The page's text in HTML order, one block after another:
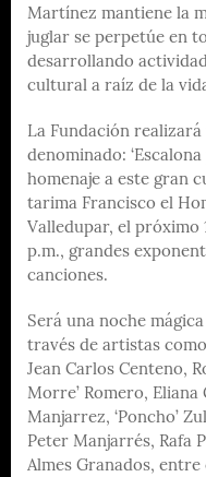
Martínez mantiene la
juglar se perpetúe en
desarrollando
cultural a raíz de la
La Fundación
denominado:
homenaje a este gran
tarima Francisco el
Valledupar, el próximo
p.m., grandes
canciones.
Será una noche mágica
través de artistas
Jean Carlos Centeno,
Morre’ Romero,
Manjarrez, ‘Poncho’
Peter Manjarrés, Rafa
Almes Granados, entre